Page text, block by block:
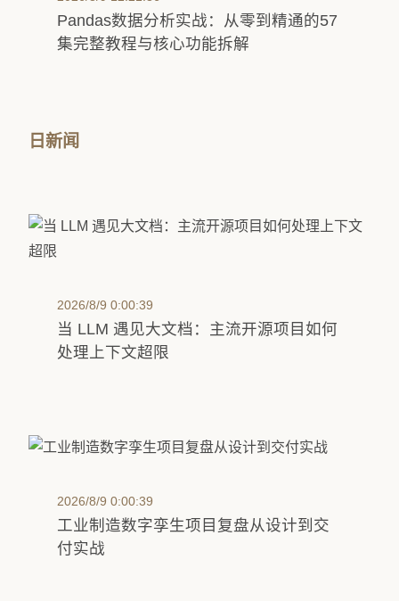
Pandas数据分析实战：从零到精通的57
集完整教程与核心功能拆解
日新闻
2026/8/9 0:00:39
当 LLM 遇见大文档：主流开源项目如何
处理上下文超限
2026/8/9 0:00:39
工业制造数字孪生项目复盘从设计到交
付实战